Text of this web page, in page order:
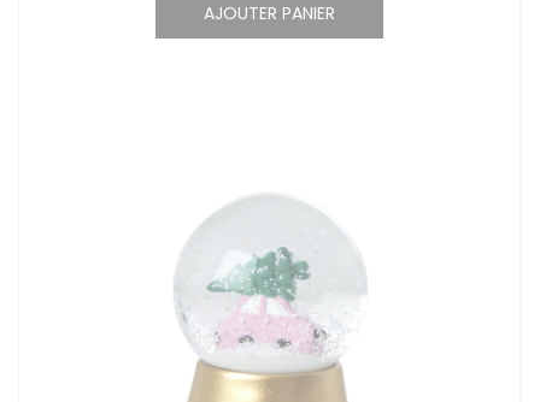
AJOUTER PANIER